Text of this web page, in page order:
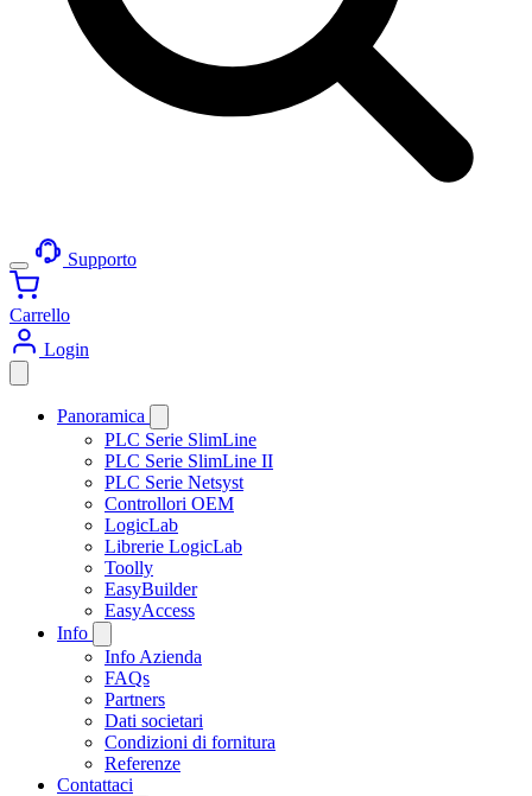
Supporto
Carrello
Login
Panoramica
PLC Serie SlimLine
PLC Serie SlimLine II
PLC Serie Netsyst
Controllori OEM
LogicLab
Librerie LogicLab
Toolly
EasyBuilder
EasyAccess
Info
Info Azienda
FAQs
Partners
Dati societari
Condizioni di fornitura
Referenze
Contattaci